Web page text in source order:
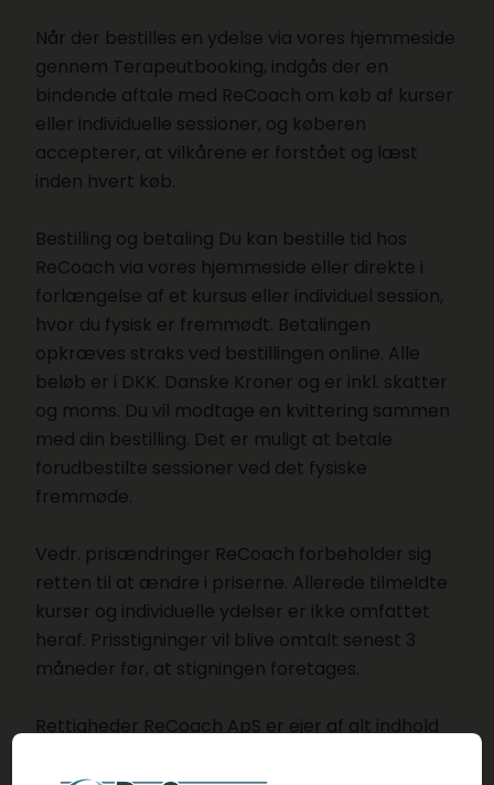
Når der bestilles en ydelse via vores hjemmeside
gennem Terapeutbooking, indgås der en
bindende aftale med ReCoach om køb af kurser
eller individuelle sessioner, og køberen
accepterer, at vilkårene er forstået og læst
inden hvert køb.
Bestilling og betaling Du kan bestille tid hos
ReCoach via vores hjemmeside eller direkte i
forlængelse af et kursus eller individuel session,
hvor du fysisk er fremmødt. Betalingen
opkræves straks ved bestillingen online. Alle
beløb er i DKK. Danske Kroner og er inkl. skatter
og moms. Du vil modtage en kvittering sammen
med din bestilling. Det er muligt at betale
forudbestilte sessioner ved det fysiske
fremmøde.
Vedr. prisændringer ReCoach forbeholder sig
retten til at ændre i priserne. Allerede tilmeldte
kurser og individuelle ydelser er ikke omfattet
heraf. Prisstigninger vil blive omtalt senest 3
måneder før, at stigningen foretages.
Rettigheder ReCoach ApS er ejer af alt indhold